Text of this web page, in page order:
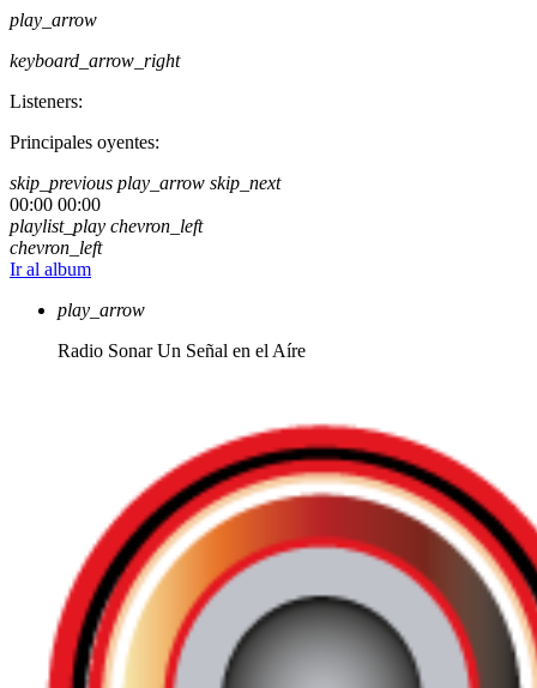
play_arrow
keyboard_arrow_right
Listeners:
Principales oyentes:
skip_previous play_arrow skip_next
00:00 00:00
playlist_play chevron_left
chevron_left
Ir al album
play_arrow
Radio Sonar Un Señal en el Aíre